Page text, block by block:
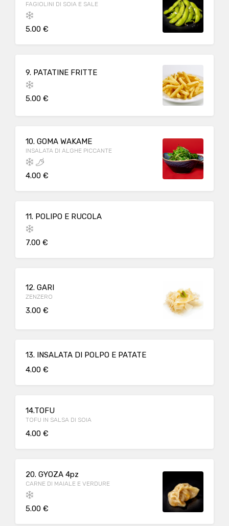
FAGIOLINI DI SOIA E SALE
5.00 €
9. PATATINE FRITTE
5.00 €
10. GOMA WAKAME
INSALATA DI ALGHE PICCANTE
4.00 €
11. POLIPO E RUCOLA
7.00 €
12. GARI
ZENZERO
3.00 €
13. INSALATA DI POLPO E PATATE
4.00 €
14.TOFU
TOFU IN SALSA DI SOIA
4.00 €
20. GYOZA 4pz
CARNE DI MAIALE E VERDURE
5.00 €